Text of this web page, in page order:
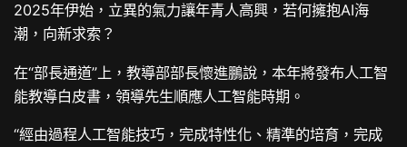
2025年伊始，立異的氣力讓年青人高興，若何擁抱AI海
潮，向新求索？
在“部長通道”上，教導部部長懷進鵬說，本年將發布人工智
能教導白皮書，領導先生順應人工智能時期。
“經由過程人工智能技巧，完成特性化、精準的培育，完成